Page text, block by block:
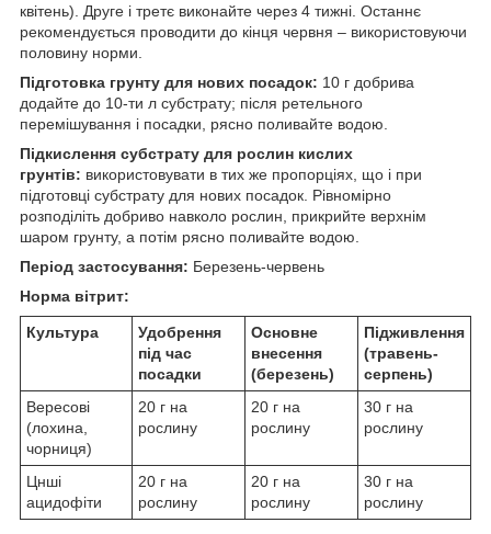
квітень). Друге і третє виконайте через 4 тижні. Останнє
рекомендується проводити до кінця червня – використовуючи
половину норми.
Підготовка грунту для нових посадок: 10 г добрива
додайте до 10-ти л субстрату; після ретельного
перемішування і посадки, рясно поливайте водою.
Підкислення субстрату для рослин кислих
грунтів: використовувати в тих же пропорціях, що і при
підготовці субстрату для нових посадок. Рівномірно
розподіліть добриво навколо рослин, прикрийте верхнім
шаром грунту, а потім рясно поливайте водою.
Період застосування: Березень-червень
Норма вітрит:
Культура
Удобрення
під час
посадки
Основне
внесення
(березень)
Підживлення
(травень-
серпень)
Вересові
(лохина,
чорниця)
20 г на
рослину
20 г на
рослину
30 г на
рослину
Цнші
ацидофіти
20 г на
рослину
20 г на
рослину
30 г на
рослину